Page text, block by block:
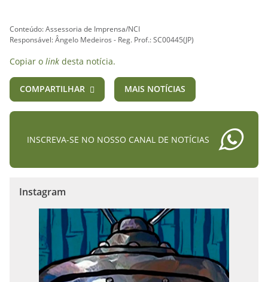
Conteúdo: Assessoria de Imprensa/NCI
Responsável: Ângelo Medeiros - Reg. Prof.: SC00445(JP)
Copiar o link desta notícia.
COMPARTILHAR MAIS NOTÍCIAS
INSCREVA-SE NO NOSSO CANAL DE NOTÍCIAS
Instagram